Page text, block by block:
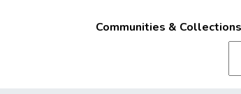
Communities & Collections